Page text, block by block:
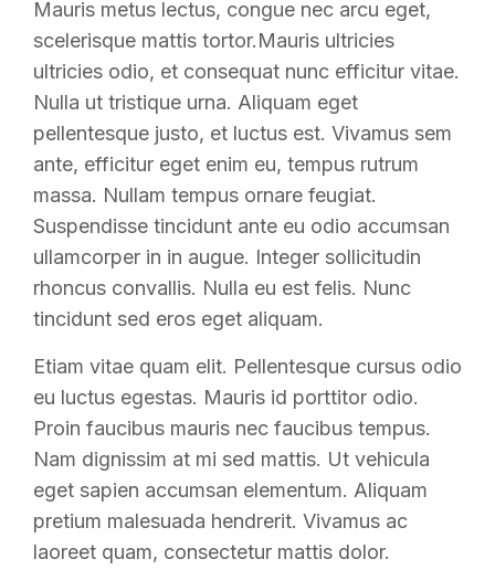
Mauris metus lectus, congue nec arcu eget,
scelerisque mattis tortor.Mauris ultricies
ultricies odio, et consequat nunc efficitur vitae.
Nulla ut tristique urna. Aliquam eget
pellentesque justo, et luctus est. Vivamus sem
ante, efficitur eget enim eu, tempus rutrum
massa. Nullam tempus ornare feugiat.
Suspendisse tincidunt ante eu odio accumsan
ullamcorper in in augue. Integer sollicitudin
rhoncus convallis. Nulla eu est felis. Nunc
tincidunt sed eros eget aliquam.
Etiam vitae quam elit. Pellentesque cursus odio
eu luctus egestas. Mauris id porttitor odio.
Proin faucibus mauris nec faucibus tempus.
Nam dignissim at mi sed mattis. Ut vehicula
eget sapien accumsan elementum. Aliquam
pretium malesuada hendrerit. Vivamus ac
laoreet quam, consectetur mattis dolor.